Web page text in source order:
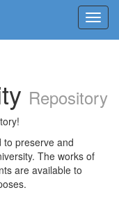
Repository
to preserve and
The works of
are available to